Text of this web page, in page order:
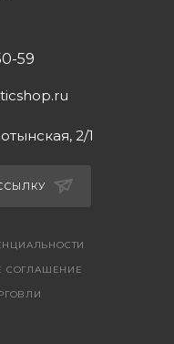
59
2/1
СОГЛАШЕНИЕ